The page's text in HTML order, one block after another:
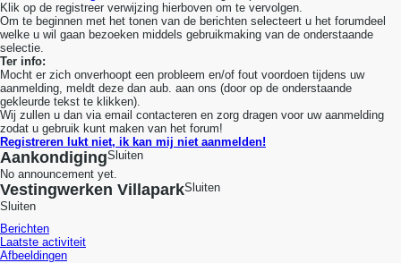
Klik op de registreer verwijzing hierboven om te vervolgen.
Om te beginnen met het tonen van de berichten selecteert u het forumdeel
welke u wil gaan bezoeken middels gebruikmaking van de onderstaande
selectie.
Ter info:
Mocht er zich onverhoopt een probleem en/of fout voordoen tijdens uw
aanmelding, meldt deze dan aub. aan ons (door op de onderstaande
gekleurde tekst te klikken).
Wij zullen u dan via email contacteren en zorg dragen voor uw aanmelding
zodat u gebruik kunt maken van het forum!
Registreren lukt niet, ik kan mij niet aanmelden!
AankondigingSluiten
No announcement yet.
Vestingwerken VillaparkSluiten
Sluiten
Berichten
Laatste activiteit
Afbeeldingen